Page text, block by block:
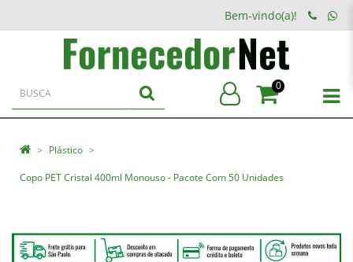
Bem-vindo(a)!
0
Plástico
Copo PET Cristal 400ml Monouso - Pacote Com 50 Unidades